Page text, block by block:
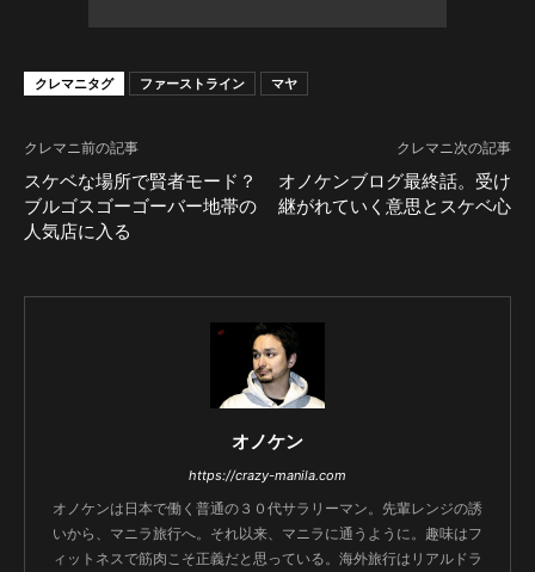
クレマニタグ ファーストライン マヤ
クレマニ前の記事
スケベな場所で賢者モード？
ブルゴスゴーゴーバー地帯の
人気店に入る
クレマニ次の記事
オノケンブログ最終話。受け
継がれていく意思とスケベ心
オノケン
https://crazy-manila.com
オノケンは日本で働く普通の３０代サラリーマン。先輩レンジの誘
いから、マニラ旅行へ。それ以来、マニラに通うように。趣味はフ
ィットネスで筋肉こそ正義だと思っている。海外旅行はリアルドラ